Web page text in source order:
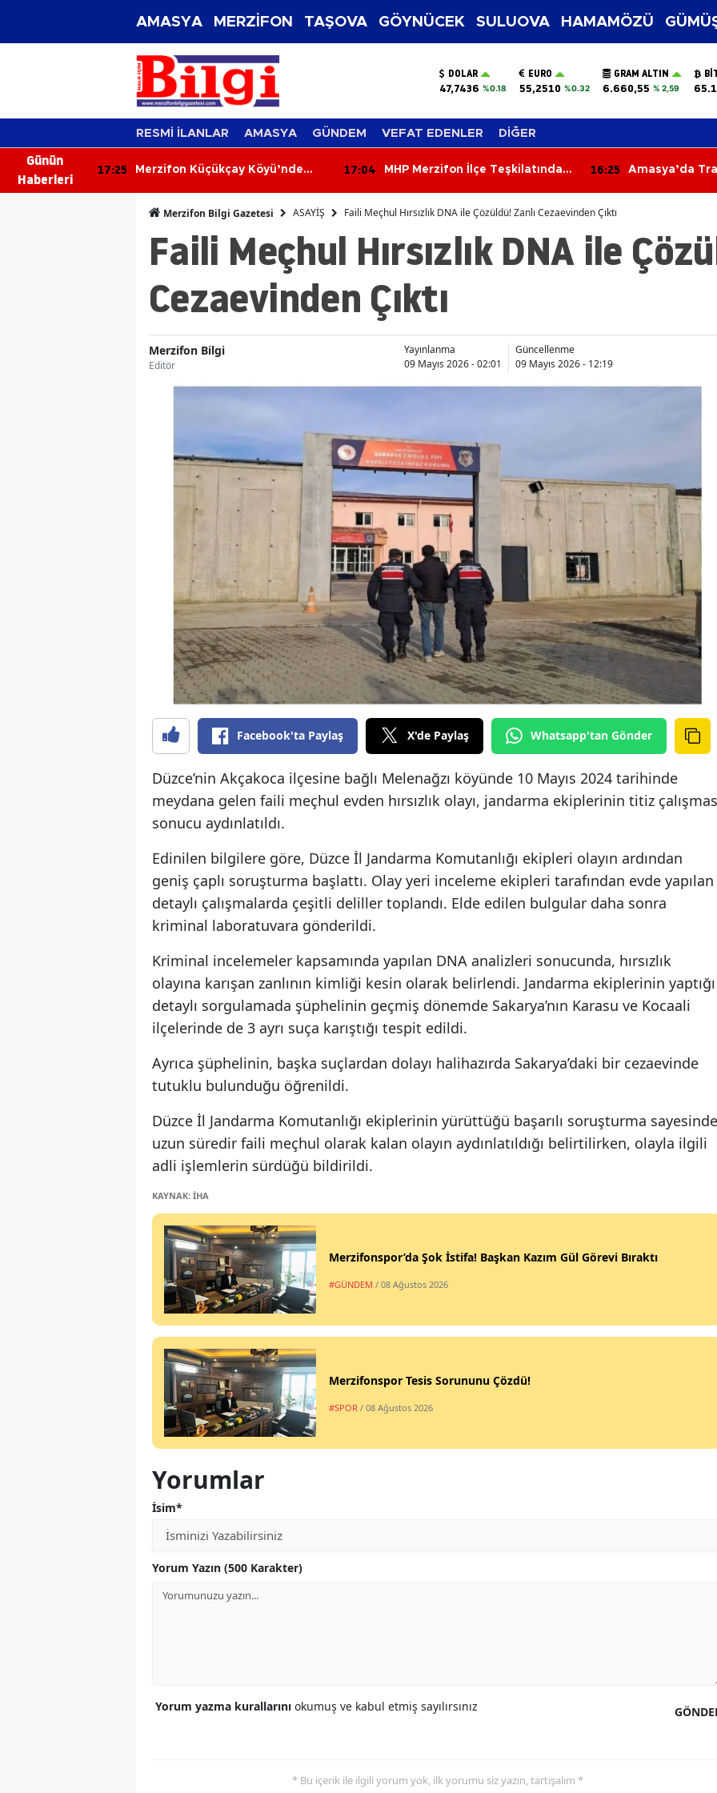
AMASYA MERZİFON TAŞOVA GÖYNÜCEK SULUOVA HAMAMÖZÜ
DOLAR
47,7436 %0.18
EURO
55,2510 %0.32
GRAM ALTIN
6.660,55 % 2,59
RESMİ İLANLAR AMASYA GÜNDEM VEFAT EDENLER DİĞER
Günün
Haberleri
17:25
Merzifon Küçükçay Köyü’nde
17:04
MHP Merzifon İlçe Teşkilatından
16:25
Amasya’da
Merzifon Bilgi Gazetesi ASAYİŞ Faili Meçhul Hırsızlık DNA ile Çözüldü! Zanlı Cezaevinden Çıktı
Faili Meçhul Hırsızlık DNA ile
Cezaevinden Çıktı
Merzifon Bilgi
Editör
Yayınlanma
09 Mayıs 2026 - 02:01
Güncellenme
09 Mayıs 2026 - 12:19
Facebook'ta Paylaş X'de Paylaş Whatsapp'tan Gönder
Düzce’nin Akçakoca ilçesine bağlı Melenağzı köyünde 10 Mayıs 2024 tarihinde
meydana gelen faili meçhul evden hırsızlık olayı, jandarma ekiplerinin titiz
sonucu aydınlatıldı.
Edinilen bilgilere göre, Düzce İl Jandarma Komutanlığı ekipleri olayın ardından
geniş çaplı soruşturma başlattı. Olay yeri inceleme ekipleri tarafından evde yapılan
detaylı çalışmalarda çeşitli deliller toplandı. Elde edilen bulgular daha sonra
kriminal laboratuvara gönderildi.
Kriminal incelemeler kapsamında yapılan DNA analizleri sonucunda, hırsızlık
olayına karışan zanlının kimliği kesin olarak belirlendi. Jandarma ekiplerinin yaptığı
detaylı sorgulamada şüphelinin geçmiş dönemde Sakarya’nın Karasu ve Kocaali
ilçelerinde de 3 ayrı suça karıştığı tespit edildi.
Ayrıca şüphelinin, başka suçlardan dolayı halihazırda Sakarya’daki bir cezaevinde
tutuklu bulunduğu öğrenildi.
Düzce İl Jandarma Komutanlığı ekiplerinin yürüttüğü başarılı soruşturma sayesinde
uzun süredir faili meçhul olarak kalan olayın aydınlatıldığı belirtilirken, olayla ilgili
adli işlemlerin sürdüğü bildirildi.
KAYNAK: İHA
Merzifonspor’da Şok İstifa! Başkan Kazım Gül Görevi Bıraktı
#GÜNDEM / 08 Ağustos 2026
Merzifonspor Tesis Sorununu Çözdü!
#SPOR / 08 Ağustos 2026
Yorumlar
İsim*
Yorum Yazın (500 Karakter)
Yorum yazma kurallarını okumuş ve kabul etmiş sayılırsınız
* Bu içerik ile ilgili yorum yok, ilk yorumu siz yazın, tartışalım *